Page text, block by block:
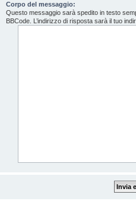
Corpo del messaggio:
Questo messaggio sarà spedito in testo
BBCode. L’indirizzo di risposta sarà il tuo